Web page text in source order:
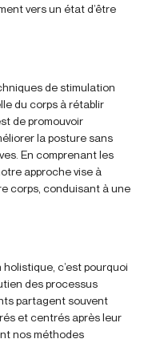
vers un état d’être
de stimulation
du corps à rétablir
de promouvoir
la posture sans
En comprenant les
approche vise à
corps, conduisant à une
c’est pourquoi
des processus
partagent souvent
et centrés après leur
nos méthodes